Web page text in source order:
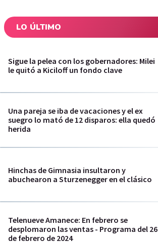
LO ÚLTIMO
Sigue la pelea con los gobernadores: Milei
le quitó a Kiciloff un fondo clave
Una pareja se iba de vacaciones y el ex
suegro lo mató de 12 disparos: ella quedó
herida
Hinchas de Gimnasia insultaron y
abuchearon a Sturzenegger en el clásico
Telenueve Amanece: En febrero se
desplomaron las ventas - Programa del 26
de febrero de 2024